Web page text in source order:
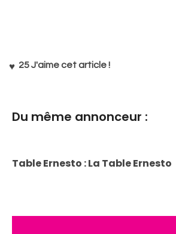
25J'aime cet article !
Du même annonceur :
Table Ernesto : La Table Ernesto